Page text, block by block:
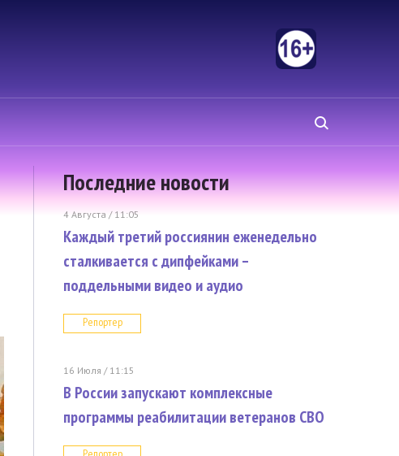
Последние новости
4 Августа / 11:05
Каждый третий россиянин еженедельно
сталкивается с дипфейками –
поддельными видео и аудио
Репортер
16 Июля / 11:15
В России запускают комплексные
программы реабилитации ветеранов СВО